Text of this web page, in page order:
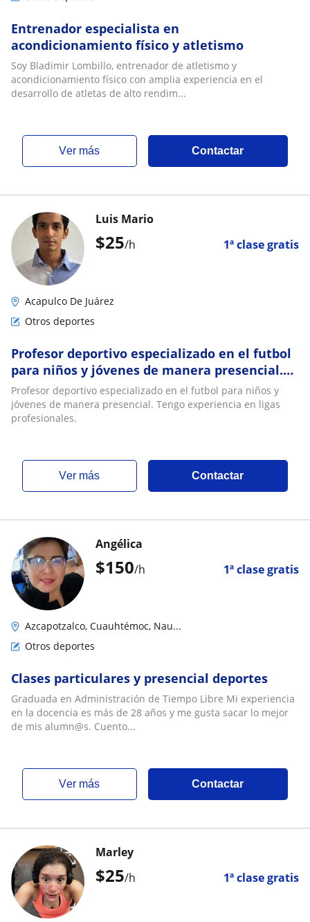
Entrenador especialista en
acondicionamiento físico y atletismo
Soy Bladimir Lombillo, entrenador de atletismo y
acondicionamiento físico con amplia experiencia en el
desarrollo de atletas de alto rendim...
ver más Contactar
$25/h 1ª clase gratis
Luis Mario
Acapulco De Juárez
Otros deportes
Profesor deportivo especializado en el futbol
para niños y jóvenes de manera presencial.
Tengo experiencia en ligas profesionales
Profesor deportivo especializado en el futbol para niños y
jóvenes de manera presencial. Tengo experiencia en ligas
profesionales.
ver más Contactar
$150/h 1ª clase gratis
Angélica
Azcapotzalco, Cuauhtémoc, Nau...
Otros deportes
Clases particulares y presencial deportes
Graduada en Administración de Tiempo Libre Mi experiencia
en la docencia es más de 28 años y me gusta sacar lo mejor
de mis alumn@s. Cuento...
ver más Contactar
$25/h 1ª clase gratis
Marley